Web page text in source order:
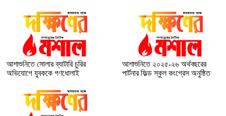
আশাশুনিতে সোলার ব্যাটারি চুরির
অভিযোগে যুবককে গণধোলাই
আশাশুনিতে ২০২৫-২৬ অর্থবছরের
পার্টনার ফিল্ড স্কুল কংগ্রেস অনুষ্ঠিত